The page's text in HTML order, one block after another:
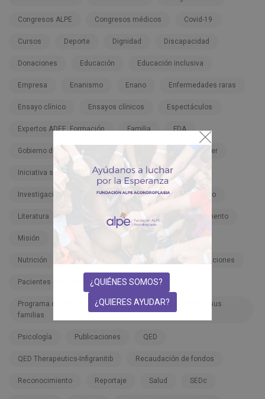
Congresos ALPE Congresos médicos Covid-19
Cursos Deporte Dignidad Discapacidad
Donaciones Educación Educación inclusiva
Empresa Enanismo Enano Enfermedades raras
Ensayo clínico Ensayos clínicos Espectáculos
Expertos ADEE. Formación Familia FDA
Gobierno de España Hospitales Infigratinib-Pfizer
Iniciativa solidaria Inspiración Instituciones
Investigación Lactantes Legislación Libro
Literatura Meclozine Medicamento
Misión
Nutrición Organizaciones
Pacientes endocrinos Pfizer
Programa de Atención Integral a las personas con ADEE y sus
familias
Psicología Publicaciones QED
QED Therapeutics-Infigranitib Recaudación de fondos
Reconocimiento Reportaje Salud SEDc
¿QUIÉNES SOMOS?
¿QUIERES AYUDAR?